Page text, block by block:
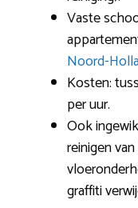
Vaste
Noord-
Kosten:
per uur.
Ook
reinigen
graffiti